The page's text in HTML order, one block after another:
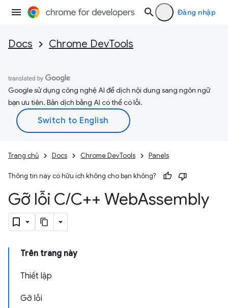
Đăng nhập
Docs Chrome DevTools
Google sử dụng công nghệ AI để dịch nội dung sang ngôn ngữ
bạn ưu tiên. Bản dịch bằng AI có thể có lỗi.
Trang chủ Docs Chrome DevTools Panels
Thông tin này có hữu ích không cho bạn không?
Gỡ lỗi C/C++ WebAssembly
Trên trang này
Thiết lập
Gỡ lỗi